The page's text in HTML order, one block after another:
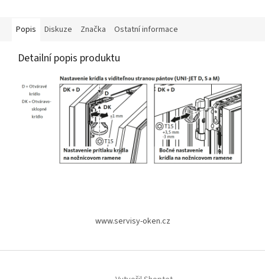
Popis
Diskuze Značka Ostatní informace
Detailní popis produktu
www.servisy-oken.cz